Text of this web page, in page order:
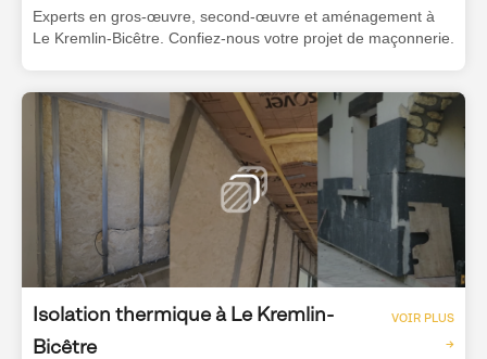
Experts en gros-œuvre, second-œuvre et aménagement à
Le Kremlin-Bicêtre. Confiez-nous votre projet de maçonnerie.
Isolation thermique à Le Kremlin-
Bicêtre
VOIR PLUS
→